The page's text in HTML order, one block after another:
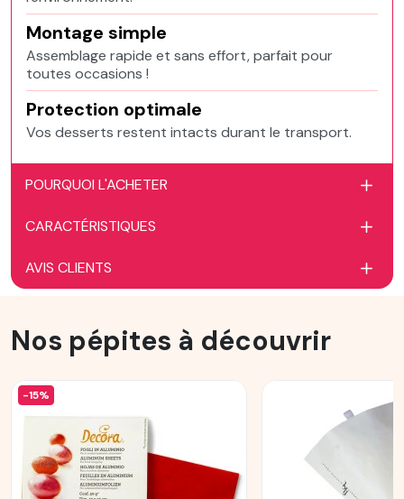
Montage simple
Assemblage rapide et sans effort, parfait pour
toutes occasions !
Protection optimale
Vos desserts restent intacts durant le transport.
POURQUOI L'ACHETER
CARACTÉRISTIQUES
AVIS CLIENTS
Nos pépites à découvrir
-15%